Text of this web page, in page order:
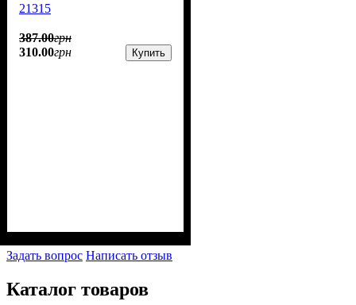
21315
387.00грн
310.00грн Купить
Задать вопрос Написать отзыв
Каталог товаров